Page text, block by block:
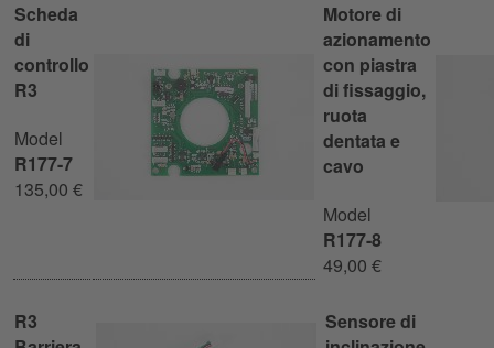
Scheda
di
controllo
R3
Model
R177-7
135,00 €
Motore di
azionamento
con piastra
di fissaggio,
ruota
dentata e
cavo
Model
R177-8
49,00 €
R3
Sensore di